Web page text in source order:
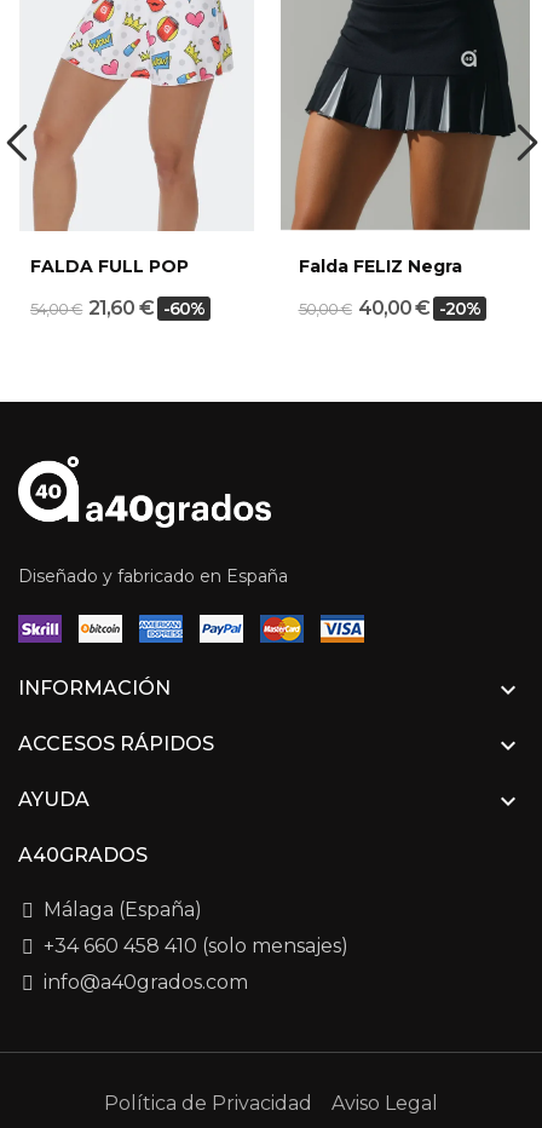
FALDA FULL POP
54,00 € 21,60 € -60%
Falda FELIZ Negra
50,00 € 40,00 € -20%
Diseñado y fabricado en España
INFORMACIÓN 
ACCESOS RÁPIDOS 
AYUDA 
A40GRADOS
Málaga (España)
+34 660 458 410 (solo mensajes)
info@a40grados.com
Política de Privacidad Aviso Legal